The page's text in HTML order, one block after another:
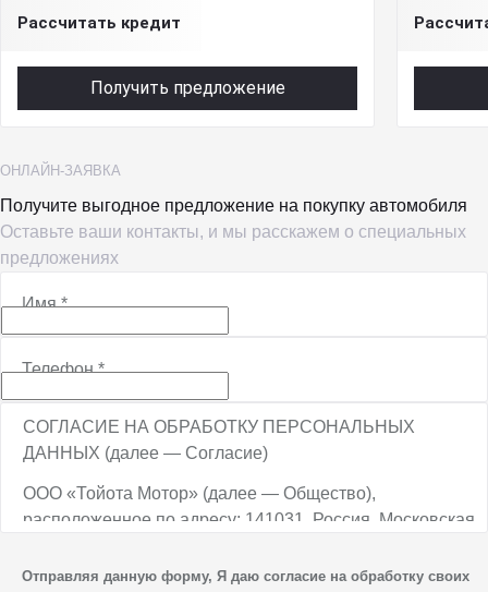
Рассчитать кредит
Получить предложение
ОНЛАЙН-ЗАЯВКА
Получите выгодное предложение на покупку автомобиля
Оставьте ваши контакты, и мы расскажем о специальных
предложениях
Имя*
Телефон*
СОГЛАСИЕ НА ОБРАБОТКУ ПЕРСОНАЛЬНЫХ
ДАННЫХ (далее — Согласие)
ООО «Тойота Мотор» (далее — Общество),
расположенное по адресу: 141031, Россия, Московская
ТПЗ «Алтуфьево», вл. 5, стр. 1, является оператором
Отправляя данную форму, Я даю согласие на обработку своих